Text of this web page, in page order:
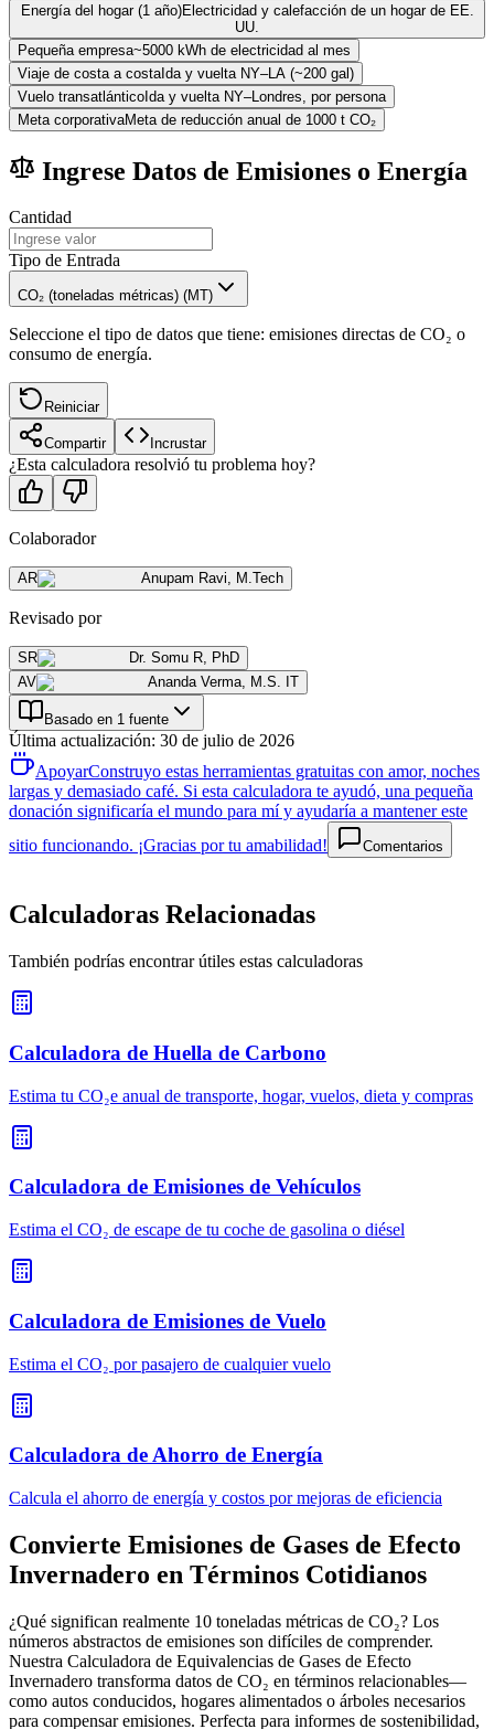
Energía del hogar (1 año)Electricidad y calefacción de un hogar de EE.
UU.
Pequeña empresa~5000 kWh de electricidad al mes
Viaje de costa a costaIda y vuelta NY–LA (~200 gal)
Vuelo transatlánticoIda y vuelta NY–Londres, por persona
Meta corporativaMeta de reducción anual de 1000 t CO₂
Ingrese Datos de Emisiones o Energía
Cantidad
Tipo de Entrada
CO₂ (toneladas métricas) (MT)
Seleccione el tipo de datos que tiene: emisiones directas de CO₂ o
consumo de energía.
Reiniciar
Compartir Incrustar
¿Esta calculadora resolvió tu problema hoy?
Colaborador
AR Anupam Ravi, M.Tech
Revisado por
SR Dr. Somu R, PhD
AV
Ananda Verma, M.S. IT
Basado en 1 fuente
Última actualización: 30 de julio de 2026
ApoyarConstruyo estas herramientas gratuitas con amor, noches
largas y demasiado café. Si esta calculadora te ayudó, una pequeña
donación significaría el mundo para mí y ayudaría a mantener este
sitio funcionando. ¡Gracias por tu amabilidad!
Comentarios
Calculadoras Relacionadas
También podrías encontrar útiles estas calculadoras
Calculadora de Huella de Carbono
Estima tu CO₂e anual de transporte, hogar, vuelos, dieta y compras
Calculadora de Emisiones de Vehículos
Estima el CO₂ de escape de tu coche de gasolina o diésel
Calculadora de Emisiones de Vuelo
Estima el CO₂ por pasajero de cualquier vuelo
Calculadora de Ahorro de Energía
Calcula el ahorro de energía y costos por mejoras de eficiencia
Convierte Emisiones de Gases de Efecto
Invernadero en Términos Cotidianos
¿Qué significan realmente 10 toneladas métricas de CO₂? Los
números abstractos de emisiones son difíciles de comprender.
Nuestra Calculadora de Equivalencias de Gases de Efecto
Invernadero transforma datos de CO₂ en términos relacionables—
como autos conducidos, hogares alimentados o árboles necesarios
para compensar emisiones. Perfecta para informes de sostenibilidad,